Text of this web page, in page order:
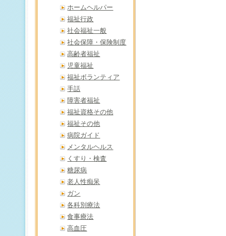
ホームヘルパー
福祉行政
社会福祉一般
社会保障・保険制度
高齢者福祉
児童福祉
福祉ボランティア
手話
障害者福祉
福祉資格その他
福祉その他
病院ガイド
メンタルヘルス
くすり・検査
糖尿病
老人性痴呆
ガン
各科別療法
食事療法
高血圧